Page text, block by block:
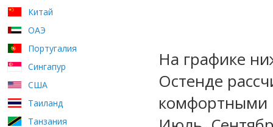
Китай
ОАЭ
Португалия
Сингапур
США
Таиланд
Танзания
На графике
Остенде
комфортными